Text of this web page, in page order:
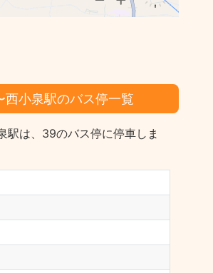
西小泉駅のバス停一覧
駅は、39のバス停に停車しま